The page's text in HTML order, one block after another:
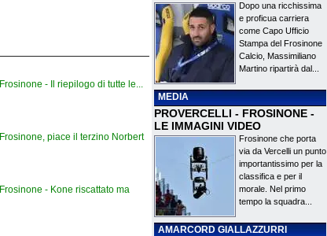
Frosinone - Il riepilogo di tutte le...
Frosinone, piace il terzino Norbert
Frosinone - Kone riscattato ma
Dopo una ricchissima
e proficua carriera
come Capo Ufficio
Stampa del Frosinone
Calcio, Massimiliano
Martino ripartirà dal...
MEDIA
PROVERCELLI - FROSINONE -
LE IMMAGINI VIDEO
Frosinone che porta
via da Vercelli un punto
importantissimo per la
classifica e per il
morale. Nel primo
tempo la squadra...
AMARCORD GIALLAZZURRI